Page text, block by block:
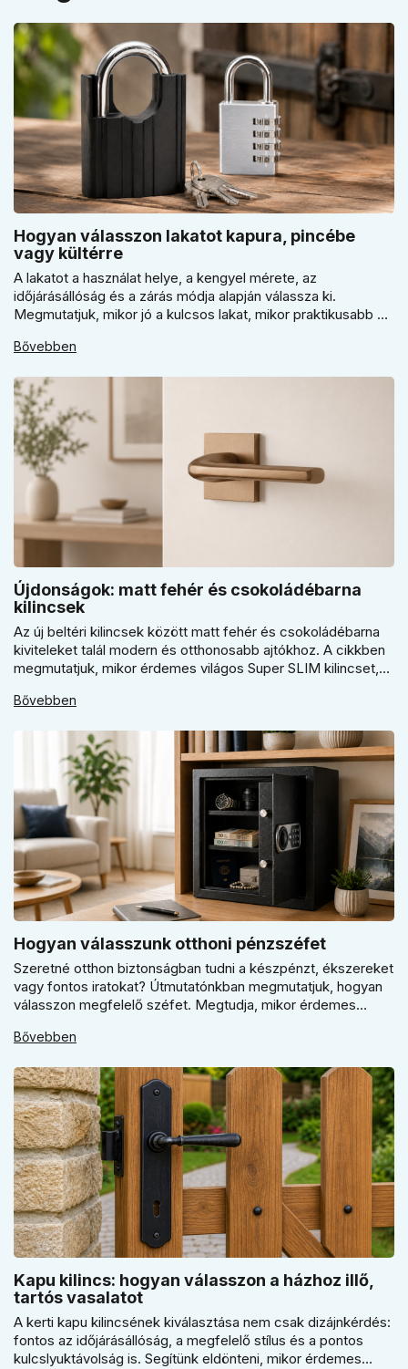
Hogyan válasszon lakatot kapura, pincébe
vagy kültérre
A lakatot a használat helye, a kengyel mérete, az
időjárásállóság és a zárás módja alapján válassza ki.
Megmutatjuk, mikor jó a kulcsos lakat, mikor praktikusabb a
érdemes kapuhoz, pincéhez vagy kerti házhoz csak ár
Bővebben
Újdonságok: matt fehér és csokoládébarna
kilincsek
Az új beltéri kilincsek között matt fehér és csokoládébarna
kiviteleket talál modern és otthonosabb ajtókhoz. A cikkben
megmutatjuk, mikor érdemes világos Super SLIM kilincset,
döntsön a kerek vagy szögletes rozetta között az egységes
Bővebben
Hogyan válasszunk otthoni pénzszéfet
Szeretné otthon biztonságban tudni a készpénzt, ékszereket
vagy fontos iratokat? Útmutatónkban megmutatjuk, hogyan
válasszon megfelelő széfet. Megtudja, mikor érdemes
kulcsfontosságú a szakszerű rögzítés a valódi védelemhez
Bővebben
Kapu kilincs: hogyan válasszon a házhoz illő,
tartós vasalatot
A kerti kapu kilincsének kiválasztása nem csak dizájnkérdés:
fontos az időjárásállóság, a megfelelő stílus és a pontos
kulcslyuktávolság is. Segítünk eldönteni, mikor érdemes